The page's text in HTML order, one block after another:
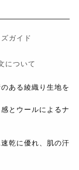
ガイド
について
ある綾織り生地を
とウールによるナ
乾に優れ、肌の汗